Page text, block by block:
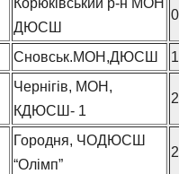
Корюківський р-н МОН
ДЮСШ
Сновськ.МОН,ДЮСШ
Чернігів, МОН,
КДЮСШ- 1
Городня, ЧОДЮСШ
“Олімп”